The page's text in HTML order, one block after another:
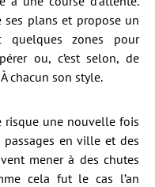
ses plans et propose un
quelques zones pour
ou, c’est selon, de
chacun son style.
risque une nouvelle fois
passages en ville et des
mener à des chutes
cela fut le cas l’an